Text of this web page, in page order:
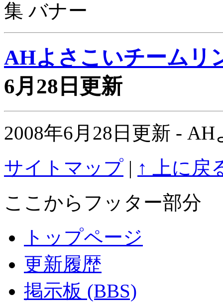
AHよさこいチームリ
6月28日更新
2008年6月28日更新 -
サイトマップ | ↑ 上に戻
ここからフッター部分
トップページ
更新履歴
掲示板 (BBS)